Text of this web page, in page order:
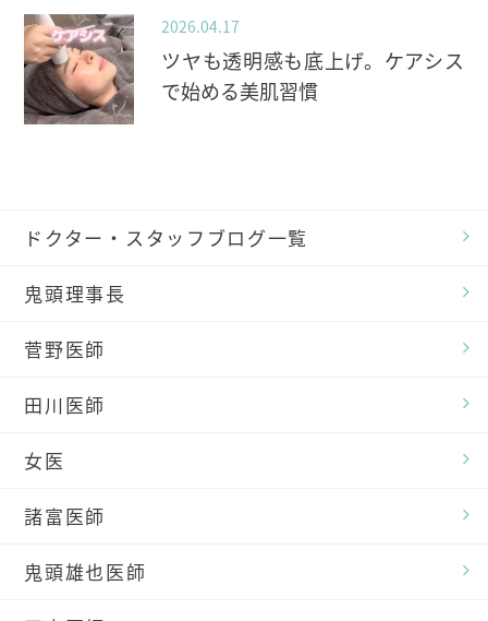
2026.04.17
ツヤも透明感も底上げ。ケアシス
で始める美肌習慣
ドクター・スタッフブログ一覧
鬼頭理事長
菅野医師
田川医師
女医
諸富医師
鬼頭雄也医師